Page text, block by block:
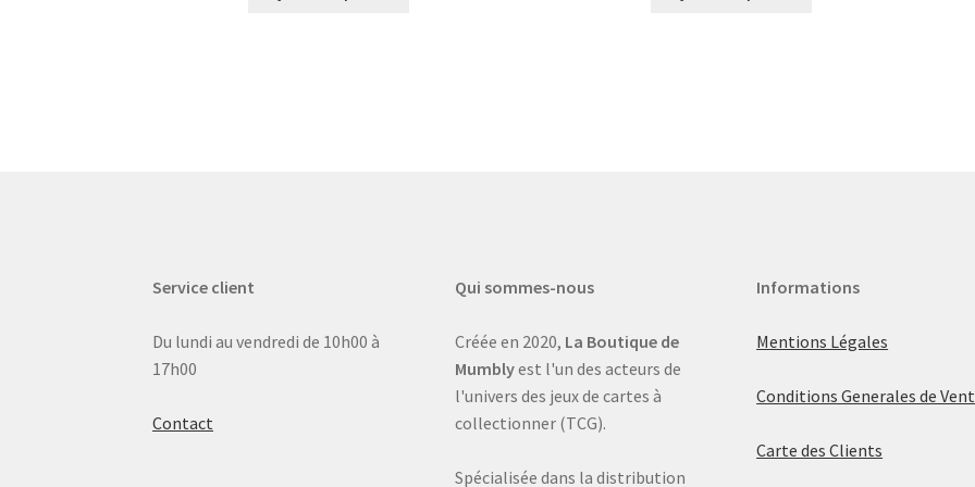
Service client
Du lundi au vendredi de 10h00 à
17h00
Contact
Qui sommes-nous
Créée en 2020, La Boutique de
Mumblyest l'un des acteurs de
l'univers des jeux de cartes à
collectionner (TCG).
Spécialisée dans la distribution
Informations
Mentions Légales
Conditions Generales de
Carte des Clients